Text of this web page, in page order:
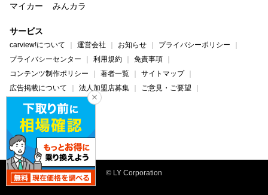
マイカー
みんカラ
サービス
carview!について 運営会社 お知らせ
プライバシーポリシー
プライバシーセンター
利用規約
免責事項
コンテンツ制作ポリシー
著者一覧
サイトマップ
広告掲載について
法人加盟店募集
ご意見・ご要望
ヘルプ・お問い合わせ
carview! Yahoo! JAPAN
© LY Corporation